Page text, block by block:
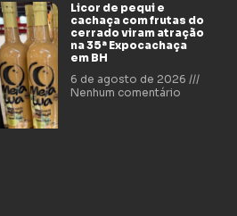
Licor de pequi e
cachaça com frutas do
cerrado viram atração
na 35ª Expocachaça
em BH
6 de agosto de 2026
Nenhum comentário